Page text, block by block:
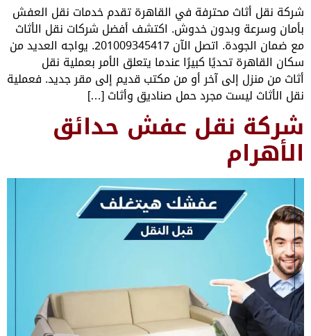
محترفة في القاهرة تقدم خدمات نقل العفش
خدوش. اكتشف أفضل شركات نقل الأثاث
مع ضمان الجودة. اتصل الآن 201009345417. يواجه العديد من
كبيرًا عندما يتعلق الأمر بعملية نقل
آخر أو من مكتب قديم إلى مقر جديد. فعملية
مجرد حمل صناديق وأثاث […]
عفش حدائق